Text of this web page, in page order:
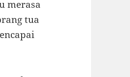
merasa
tua